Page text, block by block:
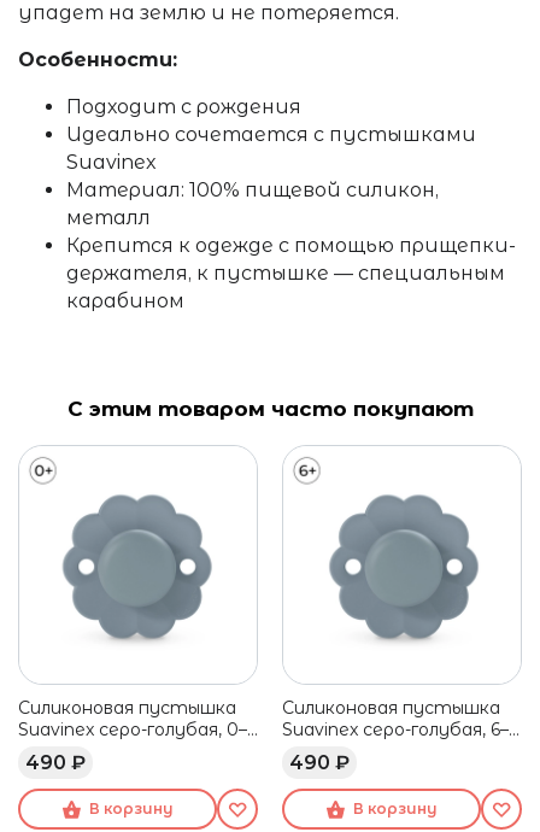
упадет на землю и не потеряется.
Особенности:
Подходит с рождения
Идеально сочетается с пустышками
Suavinex
Материал: 100% пищевой силикон,
металл
Крепится к одежде с помощью прищепки-
держателя, к пустышке — специальным
карабином
С этим товаром часто покупают
Силиконовая пустышка
Suavinex серо-голубая, 0–6
мес
490 ₽
В корзину
Силиконовая пустышка
Suavinex серо-голубая, 6–
18 мес
490 ₽
В корзину